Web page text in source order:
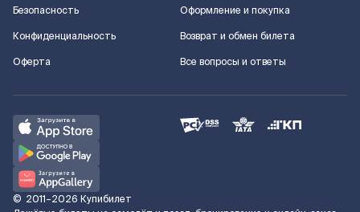
Безопасность
Конфиденциальность
Оферта
Оформление и покупка
Возврат и обмен билета
Все вопросы и ответы
© 2011–2026 Купибилет